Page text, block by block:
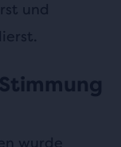
und
wurde